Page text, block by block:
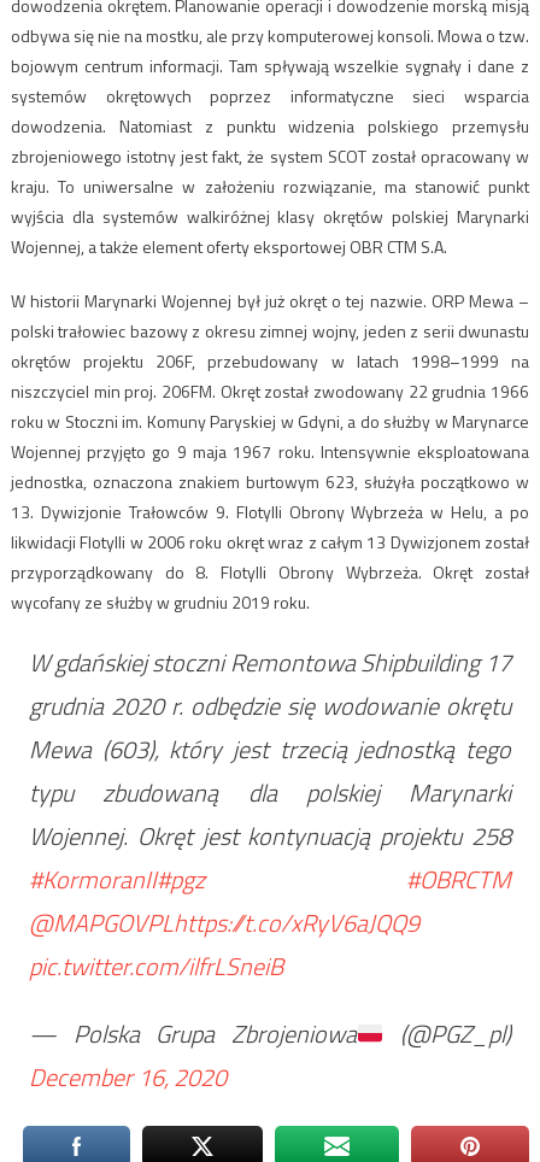
dowodzenia okrętem. Planowanie operacji i dowodzenie morską misją
odbywa się nie na mostku, ale przy komputerowej konsoli. Mowa o tzw.
bojowym centrum informacji. Tam spływają wszelkie sygnały i dane z
systemów okrętowych poprzez informatyczne sieci wsparcia
dowodzenia. Natomiast z punktu widzenia polskiego przemysłu
zbrojeniowego istotny jest fakt, że system SCOT został opracowany w
kraju. To uniwersalne w założeniu rozwiązanie, ma stanowić punkt
wyjścia dla systemów walkiróżnej klasy okrętów polskiej Marynarki
Wojennej, a także element oferty eksportowej OBR CTM S.A.
W historii Marynarki Wojennej był już okręt o tej nazwie. ORP Mewa –
polski trałowiec bazowy z okresu zimnej wojny, jeden z serii dwunastu
okrętów projektu 206F, przebudowany w latach 1998–1999 na
niszczyciel min proj. 206FM. Okręt został zwodowany 22 grudnia 1966
roku w Stoczni im. Komuny Paryskiej w Gdyni, a do służby w Marynarce
Wojennej przyjęto go 9 maja 1967 roku. Intensywnie eksploatowana
jednostka, oznaczona znakiem burtowym 623, służyła początkowo w
13. Dywizjonie Trałowców 9. Flotylli Obrony Wybrzeża w Helu, a po
likwidacji Flotylli w 2006 roku okręt wraz z całym 13 Dywizjonem został
przyporządkowany do 8. Flotylli Obrony Wybrzeża. Okręt został
wycofany ze służby w grudniu 2019 roku.
W gdańskiej stoczni Remontowa Shipbuilding 17
grudnia 2020 r. odbędzie się wodowanie okrętu
Mewa (603), który jest trzecią jednostką tego
typu zbudowaną dla polskiej Marynarki
Wojennej. Okręt jest kontynuacją projektu 258
#KormoranII#pgz
#OBRCTM
@MAPGOVPLhttps://t.co/xRyV6aJQQ9
pic.twitter.com/ilfrLSneiB
— Polska Grupa Zbrojeniowa
(@PGZ_pl)
December 16, 2020